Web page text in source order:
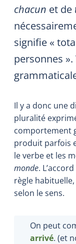
chacun et de
signifie «
personnes
Il y a donc une
pluralité
comportement
produit parfois
le verbe et les
monde.
règle habituelle,
selon le sens.
On peut
arrivé. (et